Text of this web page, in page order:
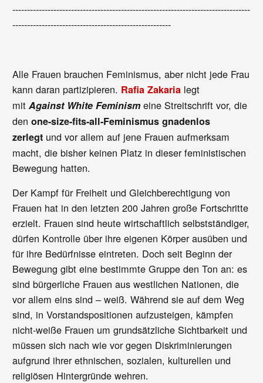
---------------------------------------------------------------------------------
------------------------------------------------------
Alle Frauen brauchen Feminismus, aber nicht jede Frau
kann daran partizipieren. Rafia Zakaria legt
mitAgainst White Feminism eine Streitschrift vor, die
denone-size-fits-all-Feminismus gnadenlos
zerlegt und vor allem auf jene Frauen aufmerksam
macht, die bisher keinen Platz in dieser feministischen
Bewegung hatten.
Der Kampf für Freiheit und Gleichberechtigung von
Frauen hat in den letzten 200 Jahren große Fortschritte
erzielt. Frauen sind heute wirtschaftlich selbstständiger,
dürfen Kontrolle über ihre eigenen Körper ausüben und
für ihre Bedürfnisse eintreten. Doch seit Beginn der
Bewegung gibt eine bestimmte Gruppe den Ton an: es
sind bürgerliche Frauen aus westlichen Nationen, die
vor allem eins sind – weiß. Während sie auf dem Weg
sind, in Vorstandspositionen aufzusteigen, kämpfen
nicht-weiße Frauen um grundsätzliche Sichtbarkeit und
müssen sich nach wie vor gegen Diskriminierungen
aufgrund ihrer ethnischen, sozialen, kulturellen und
religiösen Hintergründe wehren.